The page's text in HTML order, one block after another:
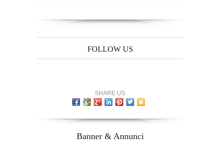
FOLLOW US
SHARE US
Banner & Annunci